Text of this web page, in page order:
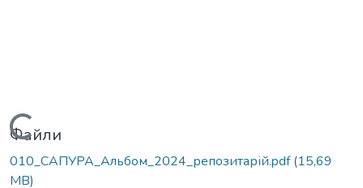
Вантажиться...
Файли
010_САПУРА_Альбом_2024_репозитарій.pdf(15,69
MB)